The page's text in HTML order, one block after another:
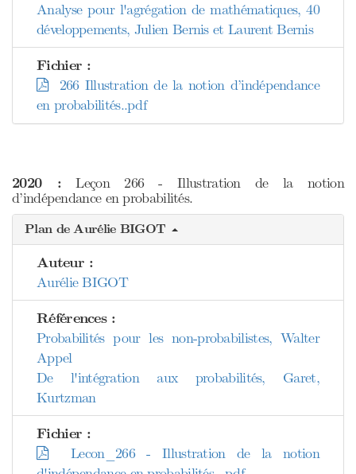
Analyse pour l'agrégation de mathématiques, 40
développements, Julien Bernis et Laurent Bernis
Fichier :
266 Illustration de la notion d’indépendance
en probabilités..pdf
2020 :Leçon 266 - Illustration de la notion
d’indépendance en probabilités.
Plan de Aurélie BIGOT
Auteur :
Aurélie BIGOT
Références :
Probabilités pour les non-probabilistes, Walter
Appel
De l'intégration aux probabilités, Garet,
Kurtzman
Fichier :
Lecon_266 - Illustration de la notion